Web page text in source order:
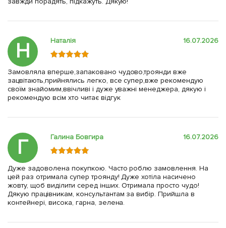
Н Наталія 16.07.2026
Замовляла вперше,запаковано чудово,троянди вже
зацвітають,прийнялись легко, все супер,вже рекомендую
своїм знайомим,ввічливі і дуже уважні менеджера, дякую і
рекомендую всім хто читає відгук
Г Галина Бовгира 16.07.2026
Дуже задоволена покупкою. Часто роблю замовлення. На
цей раз отримала супер троянду! Дуже хотіла насичено
жовту, щоб виділити серед інших. Отримала просто чудо!
Дякую працівникам, консультантам за вибір. Прийшла в
контейнері, висока, гарна, зелена.